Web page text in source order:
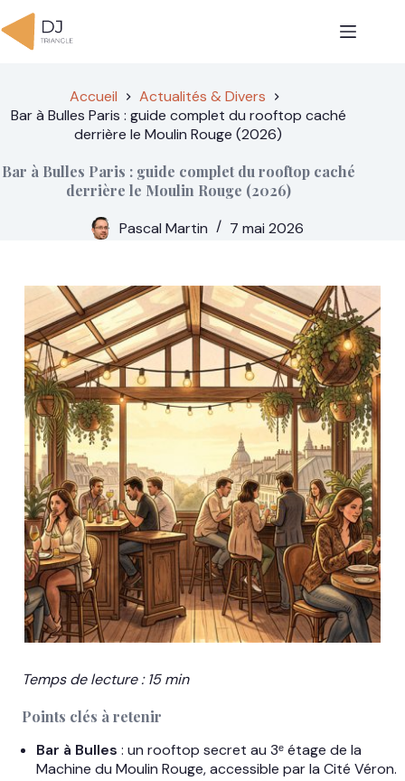
Passer
au
contenu
Accueil
Actualités & Divers
Bar à Bulles Paris : guide complet du rooftop caché
derrière le Moulin Rouge (2026)
Bar à Bulles Paris : guide complet du rooftop caché
derrière le Moulin Rouge (2026)
Pascal Martin
7 mai 2026
Temps de lecture : 15 min
Points clés à retenir
Bar à Bulles : un rooftop secret au 3ᵉ étage de la
Machine du Moulin Rouge, accessible par la Cité Véron.